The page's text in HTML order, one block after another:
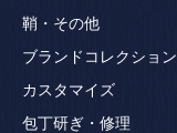
鞘・その他
ブランドコレクション
カスタマイズ
包丁研ぎ・修理